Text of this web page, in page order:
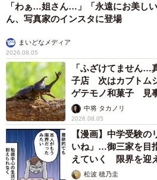
「わぁ…姐さん…」「永遠にお美し
ん、写真家のインスタに登場
まいどなメディア
2026.08.05
「ふざけてません…
子店 次はカブトム
ゲテモノ和菓子 見
らいリアル」
中将 タカノリ
2026.08.05
【漫画】中学受験
いね」…御三家を目
えていく 限界を迎
松波 穂乃圭